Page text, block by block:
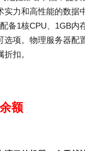
力和高性能的数据
备1核CPU、1GB内
项。物理服务器配
扣。
额